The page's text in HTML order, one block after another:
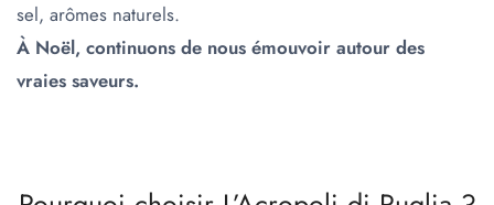
sel, arômes naturels.
À Noël, continuons de nous émouvoir autour des
vraies saveurs.